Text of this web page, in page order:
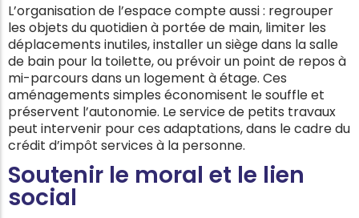
L’organisation de l’espace compte aussi : regrouper
les objets du quotidien à portée de main, limiter les
déplacements inutiles, installer un siège dans la salle
de bain pour la toilette, ou prévoir un point de repos à
mi-parcours dans un logement à étage. Ces
aménagements simples économisent le souffle et
préservent l’autonomie. Le service de petits travaux
peut intervenir pour ces adaptations, dans le cadre du
crédit d’impôt services à la personne.
Soutenir le moral et le lien
social